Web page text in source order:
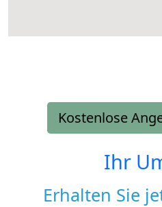
Kostenlose
Ihr
Erhalten Sie